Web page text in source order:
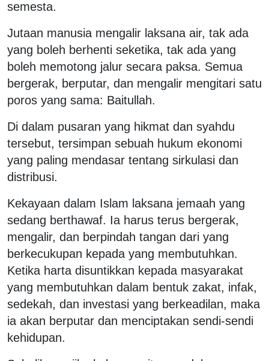
semesta.
Jutaan manusia mengalir laksana air, tak ada
yang boleh berhenti seketika, tak ada yang
boleh memotong jalur secara paksa. Semua
bergerak, berputar, dan mengalir mengitari satu
poros yang sama: Baitullah.
Di dalam pusaran yang hikmat dan syahdu
tersebut, tersimpan sebuah hukum ekonomi
yang paling mendasar tentang sirkulasi dan
distribusi.
Kekayaan dalam Islam laksana jemaah yang
sedang berthawaf. Ia harus terus bergerak,
mengalir, dan berpindah tangan dari yang
berkecukupan kepada yang membutuhkan.
Ketika harta disuntikkan kepada masyarakat
yang membutuhkan dalam bentuk zakat, infak,
sedekah, dan investasi yang berkeadilan, maka
ia akan berputar dan menciptakan sendi-sendi
kehidupan.